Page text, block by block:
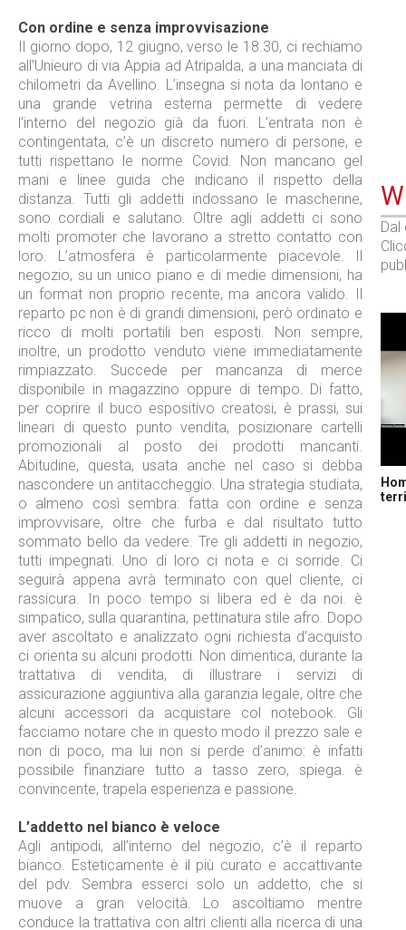
Con ordine e senza improvvisazione
Il giorno dopo, 12 giugno, verso le 18.30, ci rechiamo
all’Unieuro di via Appia ad Atripalda, a una manciata di
chilometri da Avellino. L’insegna si nota da lontano e
una grande vetrina esterna permette di vedere
l’interno del negozio già da fuori. L’entrata non è
contingentata, c’è un discreto numero di persone, e
tutti rispettano le norme Covid. Non mancano gel
mani e linee guida che indicano il rispetto della
distanza. Tutti gli addetti indossano le mascherine,
sono cordiali e salutano. Oltre agli addetti ci sono
molti promoter che lavorano a stretto contatto con
loro. L’atmosfera è particolarmente piacevole. Il
negozio, su un unico piano e di medie dimensioni, ha
un format non proprio recente, ma ancora valido. Il
reparto pc non è di grandi dimensioni, però ordinato e
ricco di molti portatili ben esposti. Non sempre,
inoltre, un prodotto venduto viene immediatamente
rimpiazzato. Succede per mancanza di merce
disponibile in magazzino oppure di tempo. Di fatto,
per coprire il buco espositivo creatosi, è prassi, sui
lineari di questo punto vendita, posizionare cartelli
promozionali al posto dei prodotti mancanti.
Abitudine, questa, usata anche nel caso si debba
nascondere un antitaccheggio. Una strategia studiata,
o almeno così sembra: fatta con ordine e senza
improvvisare, oltre che furba e dal risultato tutto
sommato bello da vedere. Tre gli addetti in negozio,
tutti impegnati. Uno di loro ci nota e ci sorride. Ci
seguirà appena avrà terminato con quel cliente, ci
rassicura. In poco tempo si libera ed è da noi. è
simpatico, sulla quarantina, pettinatura stile afro. Dopo
aver ascoltato e analizzato ogni richiesta d’acquisto
ci orienta su alcuni prodotti. Non dimentica, durante la
trattativa di vendita, di illustrare i servizi di
assicurazione aggiuntiva alla garanzia legale, oltre che
alcuni accessori da acquistare col notebook. Gli
facciamo notare che in questo modo il prezzo sale e
non di poco, ma lui non si perde d’animo: è infatti
possibile finanziare tutto a tasso zero, spiega. è
convincente, trapela esperienza e passione.
L’addetto nel bianco è veloce
Agli antipodi, all’interno del negozio, c’è il reparto
bianco. Esteticamente è il più curato e accattivante
del pdv. Sembra esserci solo un addetto, che si
muove a gran velocità. Lo ascoltiamo mentre
conduce la trattativa con altri clienti alla ricerca di una